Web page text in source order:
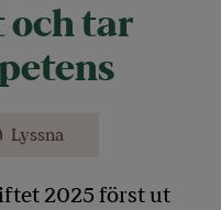
tar
Lyssna
2025 först ut